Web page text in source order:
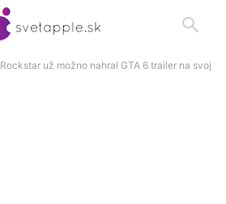
Rockstar už možno nahral GTA 6 trailer na svoj